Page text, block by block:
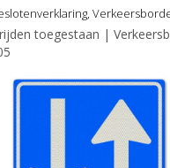
,
toegestaan |